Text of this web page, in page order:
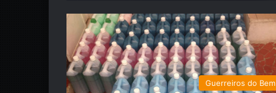
Guerreiros do Bem